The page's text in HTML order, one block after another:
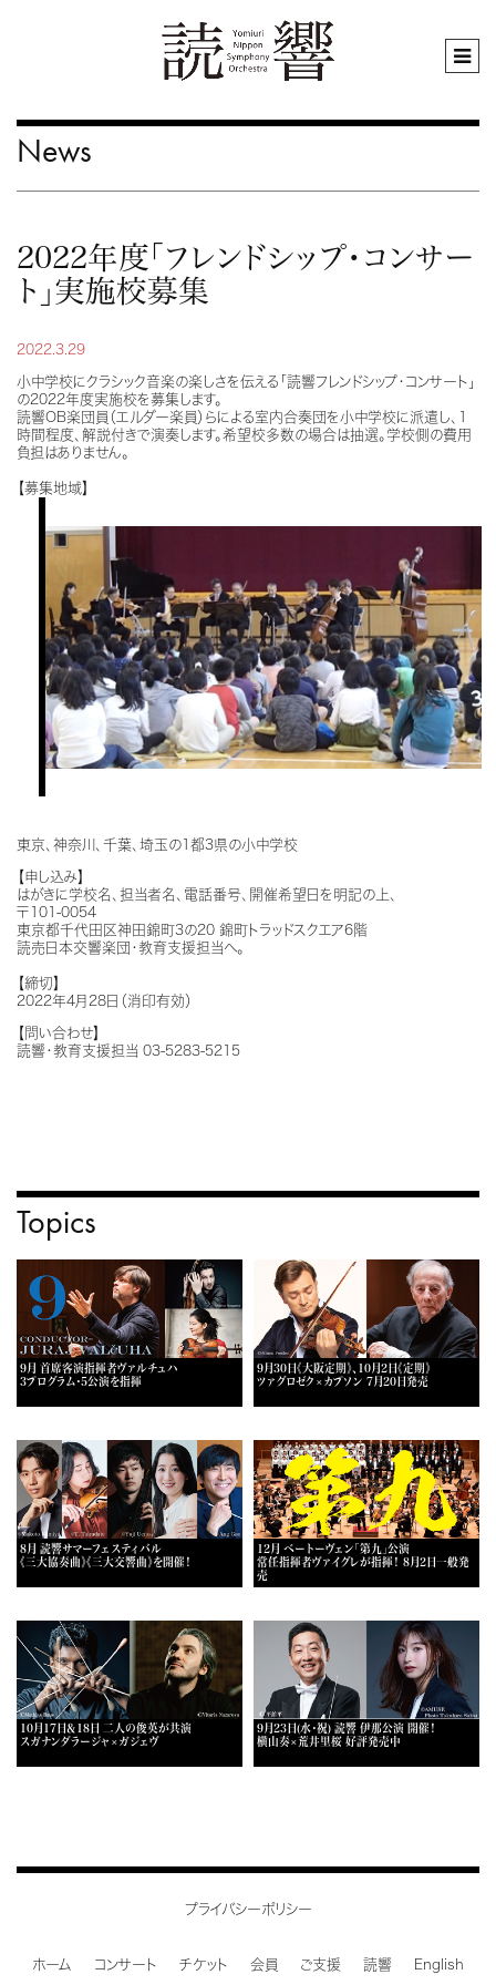
News
2022年度「フレンドシップ・コンサー
ト」実施校募集
2022.3.29
小中学校にクラシック音楽の楽しさを伝える「読響フレンドシップ・コンサート」
の2022年度実施校を募集します。
読響OB楽団員（エルダー楽員）らによる室内合奏団を小中学校に派遣し、1
時間程度、解説付きで演奏します。希望校多数の場合は抽選。学校側の費用
負担はありません。
【募集地域】
東京、神奈川、千葉、埼玉の1都3県の小中学校
【申し込み】
はがきに学校名、担当者名、電話番号、開催希望日を明記の上、
〒101-0054
東京都千代田区神田錦町3の20 錦町トラッドスクエア6階
読売日本交響楽団・教育支援担当へ。
【締切】
2022年4月28日（消印有効）
【問い合わせ】
読響・教育支援担当 03-5283-5215
Topics
9月 首席客演指揮者ヴァルチュハ
3プログラム・5公演を指揮
9月30日《大阪定期》、10月2日《定期》
ツァグロゼク×カプソン 7月20日発売
8月 読響サマーフェスティバル
《三大協奏曲》《三大交響曲》を開催！
12月 ベートーヴェン「第九」公演
常任指揮者ヴァイグレが指揮！ 8月2日一般発
売
10月17日＆18日 二人の俊英が共演
スガナンダラージャ×ガジェヴ
9月23日(水・祝) 読響 伊那公演 開催！
横山奏×荒井里桜 好評発売中
プライバシーポリシー
ホーム コンサート チケット 会員 ご支援 読響 English